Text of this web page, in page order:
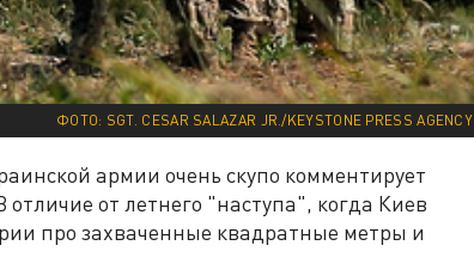
ФОТО: SGT. CESAR SALAZAR JR./KEYSTONE PRESS AGENCY
армии очень скупо комментирует
от летнего "наступа", когда Киев
про захваченные квадратные метры и